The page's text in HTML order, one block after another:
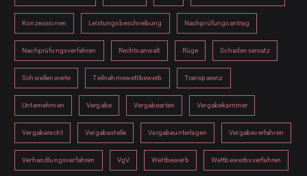
Konzessionen Leistungsbeschreibung Nachprüfungsantrag
Nachprüfungsverfahren Rechtsanwalt Rüge Schadensersatz
Schwellenwerte Teilnahmewettbewerb Transparenz
Unternehmen Vergabe Vergabearten Vergabekammer
Vergaberecht Vergabestelle Vergabeunterlagen Vergabeverfahren
Verhandlungsverfahren VgV Wettbewerb Wettbewerbsverfahren